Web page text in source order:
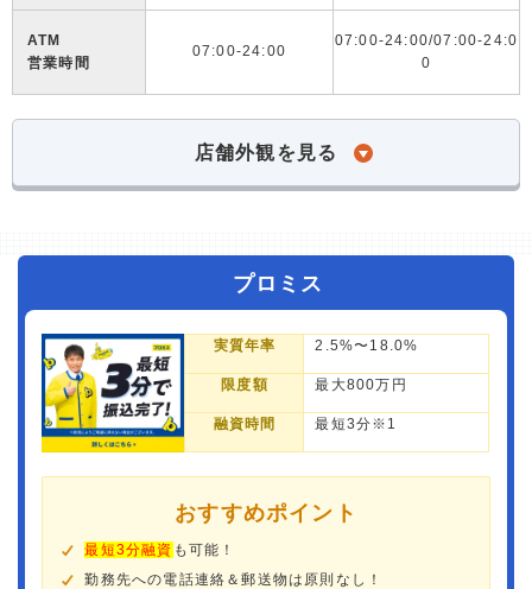
ATM
営業時間
07:00-24:00
07:00-24:00/07:00-24:0
0
店舗外観を見る
プロミス
実質年率 2.5%〜18.0%
限度額 最大800万円
融資時間 最短3分※1
おすすめポイント
最短3分融資 も可能！
勤務先への電話連絡＆郵送物は原則なし！